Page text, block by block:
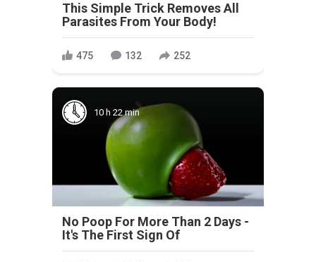
This Simple Trick Removes All
Parasites From Your Body!
475 132 252
10 h 22 min
No Poop For More Than 2 Days -
It's The First Sign Of